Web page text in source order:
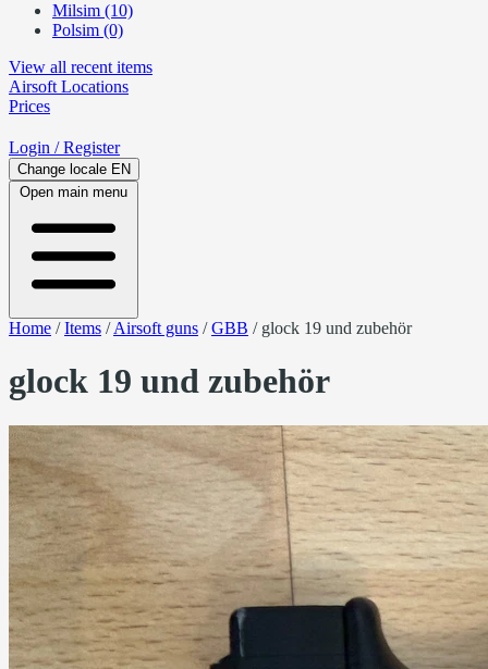
Milsim (10)
Polsim (0)
View all recent items
Airsoft Locations
Prices
Login / Register
Change locale EN
Open main menu
Home /Items /Airsoft guns /GBB / glock 19 und zubehör
glock 19 und zubehör